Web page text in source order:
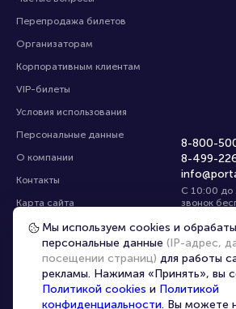
Перепродажа билетов
Организаторам
Корпоративным клиентам
VIP-билеты
Условия использования
Персональные данные
О компании
Контакты
Карта сайта
Управление cookies
8-800-
8-499-
С 10:00 до
звонок
Все
Главная | Магнитогорск
Мы используем cookies и
персональные данные (IP-адрес,
посещении страниц) для работы
рекламы. Нажимая «Принять», вы
Политикой cookies и Политикой
конфиденциальности. Вы можете